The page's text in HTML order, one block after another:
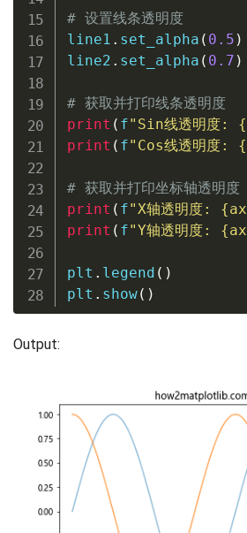
# 设置线条透明度
line1 . set_alpha ( 0.5 )
line2 . set_alpha ( 0.7 )
# 获取并打印线条透明度
print ( f"Sin线透明度: {
print ( f"Cos线透明度: {
# 获取并打印坐标轴透明度
print ( f"X轴透明度: {ax
print ( f"Y轴透明度: {ax
plt . legend ( )
plt . show( )
Output: